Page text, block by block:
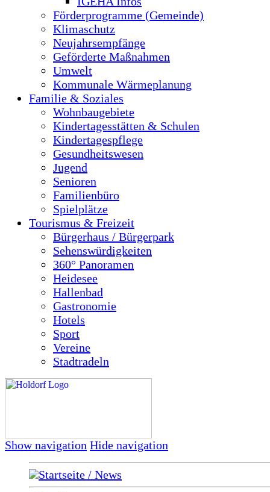
Förderprogramme (Gemeinde)
Klimaschutz
Neujahrsempfänge
Geförderte Maßnahmen
Umwelt
Kommunale Wärmeplanung
Familie & Soziales
Wohnbaugebiete
Kindertagesstätten & Schulen
Kindertagespflege
Gesundheitswesen
Jugend
Senioren
Familienbüro
Spielplätze
Tourismus & Freizeit
Bürgerhaus / Bürgerpark
Sehenswürdigkeiten
360° Panoramen
Heidesee
Hallenbad
Gastronomie
Hotels
Sport
Vereine
Stadtradeln
Show navigation Hide navigation
Startseite / News